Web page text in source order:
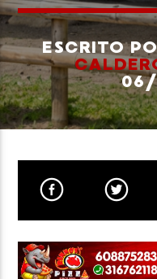
TÍTULO
ARTISTA
Neiva Estereo
ESCRITO